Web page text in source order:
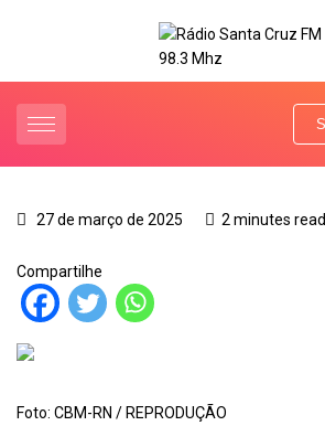
27 de março de 2025 2 minutes read
Compartilhe
Foto: CBM-RN / REPRODUÇÃO